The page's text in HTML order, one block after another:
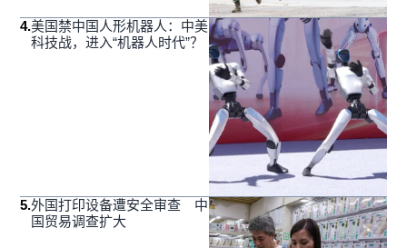
4.美国禁中国人形机器人：中美
科技战，进入“机器人时代”？
5.外国打印设备遭安全审查 中
国贸易调查扩大